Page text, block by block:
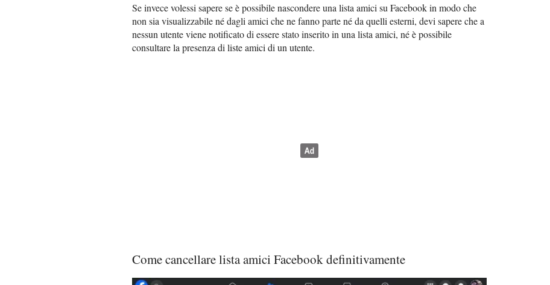
Se invece volessi sapere se è possibile nascondere una lista amici su Facebook in modo che
non sia visualizzabile né dagli amici che ne fanno parte né da quelli esterni, devi sapere che a
nessun utente viene notificato di essere stato inserito in una lista amici, né è possibile
consultare la presenza di liste amici di un utente.
Come cancellare lista amici Facebook definitivamente